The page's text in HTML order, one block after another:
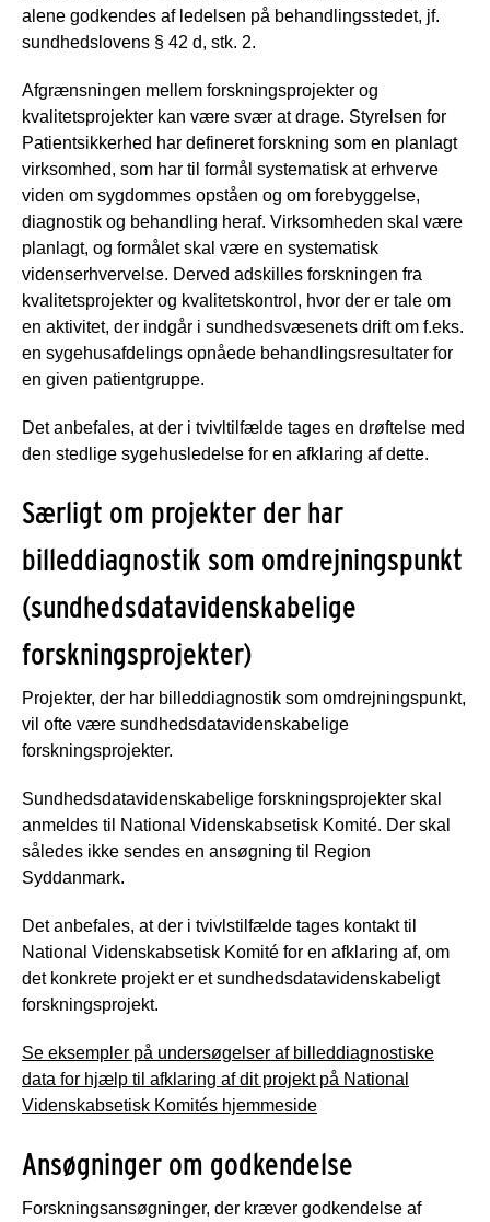
alene godkendes af ledelsen på behandlingsstedet, jf.
sundhedslovens § 42 d, stk. 2.
Afgrænsningen mellem forskningsprojekter og
kvalitetsprojekter kan være svær at drage. Styrelsen for
Patientsikkerhed har defineret forskning som en planlagt
virksomhed, som har til formål systematisk at erhverve
viden om sygdommes opståen og om forebyggelse,
diagnostik og behandling heraf. Virksomheden skal være
planlagt, og formålet skal være en systematisk
videnserhvervelse. Derved adskilles forskningen fra
kvalitetsprojekter og kvalitetskontrol, hvor der er tale om
en aktivitet, der indgår i sundhedsvæsenets drift om f.eks.
en sygehusafdelings opnåede behandlingsresultater for
en given patientgruppe.
Det anbefales, at der i tvivltilfælde tages en drøftelse med
den stedlige sygehusledelse for en afklaring af dette.
Særligt om projekter der har
billeddiagnostik som omdrejningspunkt
(sundhedsdatavidenskabelige
forskningsprojekter)
Projekter, der har billeddiagnostik som omdrejningspunkt,
vil ofte være sundhedsdatavidenskabelige
forskningsprojekter.
Sundhedsdatavidenskabelige forskningsprojekter skal
anmeldes til National Videnskabsetisk Komité. Der skal
således ikke sendes en ansøgning til Region
Syddanmark.
Det anbefales, at der i tvivlstilfælde tages kontakt til
National Videnskabsetisk Komité for en afklaring af, om
det konkrete projekt er et sundhedsdatavidenskabeligt
forskningsprojekt.
Se eksempler på undersøgelser af billeddiagnostiske
data for hjælp til afklaring af dit projekt på National
Videnskabsetisk Komités hjemmeside
Ansøgninger om godkendelse
Forskningsansøgninger, der kræver godkendelse af